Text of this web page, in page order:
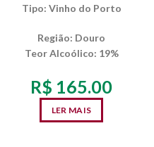
Tipo: Vinho do Porto
Região: Douro
Teor Alcoólico: 19%
R$ 165.00
LER MAIS